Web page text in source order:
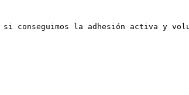
conseguimos la adhesión activa y